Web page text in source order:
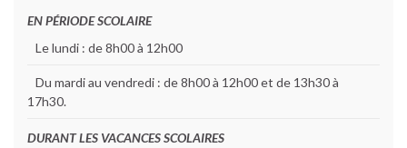
EN PÉRIODE SCOLAIRE
Le lundi : de 8h00 à 12h00
Du mardi au vendredi : de 8h00 à 12h00 et de 13h30 à
17h30.
DURANT LES VACANCES SCOLAIRES